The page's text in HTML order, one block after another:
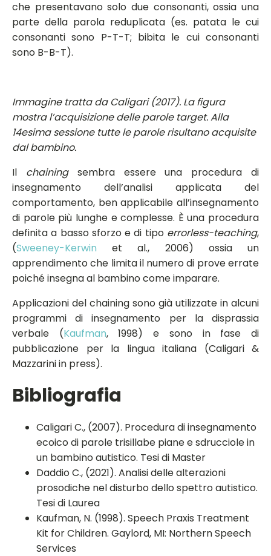
che presentavano solo due consonanti, ossia una
parte della parola reduplicata (es. patata le cui
consonanti sono P-T-T; bibita le cui consonanti
sono B-B-T).
Immagine tratta da Caligari (2017). La figura
mostra l’acquisizione delle parole target. Alla
14esima sessione tutte le parole risultano acquisite
dal bambino.
Il chainingsembra essere una procedura di
insegnamento dell’analisi applicata del
comportamento, ben applicabile all’insegnamento
di parole più lunghe e complesse. È una procedura
definita a basso sforzo e di tipo errorless-teaching,
(Sweeney-Kerwin et al., 2006) ossia un
apprendimento che limita il numero di prove errate
poiché insegna al bambino come imparare.
Applicazioni del chaining sono già utilizzate in alcuni
programmi di insegnamento per la disprassia
verbale (Kaufman, 1998) e sono in fase di
pubblicazione per la lingua italiana (Caligari &
Mazzarini in press).
Bibliografia
Caligari C., (2007). Procedura di insegnamento
ecoico di parole trisillabe piane e sdrucciole in
un bambino autistico. Tesi di Master
Daddio C., (2021). Analisi delle alterazioni
prosodiche nel disturbo dello spettro autistico.
Tesi di Laurea
Kaufman, N. (1998). Speech Praxis Treatment
Kit for Children. Gaylord, MI: Northern Speech
Services